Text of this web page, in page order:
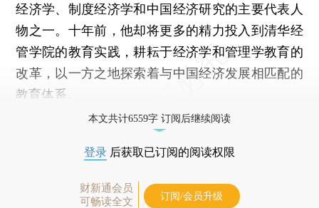
经济学、制度经济学和中国经济研究的主要代表人
物之一。十年前，他却将更多的精力投入到清华经
管学院的教育实践，耕耘于经济学和管理学教育的
改革，以一方之地探索着与中国经济发展相匹配的
教育体系。
本文共计6559字 订阅后继续阅读
登录 后获取已订阅的阅读权限
财新通会员
可畅读全文
订阅/会员升级